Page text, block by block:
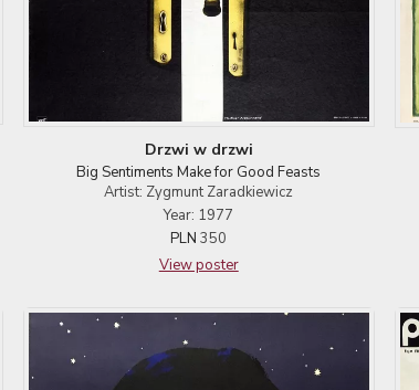
Drzwi w drzwi
Big Sentiments Make for Good Feasts
Artist: Zygmunt Zaradkiewicz
Year: 1977
PLN 350
View poster